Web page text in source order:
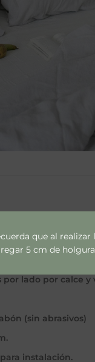
que al
5 cm de
por lado por calce
(sin abrasivos)
instalación.